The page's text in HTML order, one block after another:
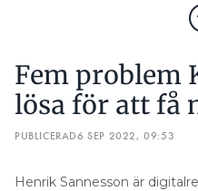
Fem problem
lösa för att få
PUBLICERAD6 SEP 2022, 09:53
Henrik Sannesson är